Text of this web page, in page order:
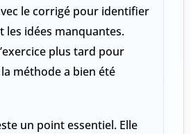
le corrigé pour identifier
les idées manquantes.
plus tard pour
méthode a bien été
un point essentiel. Elle